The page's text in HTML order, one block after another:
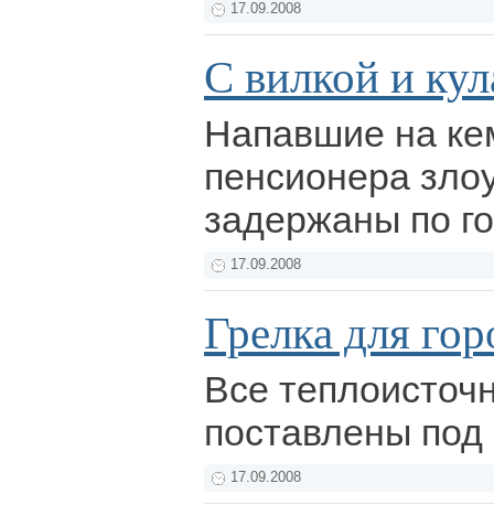
17.09.2008
С вилкой и
Напавшие на
пенсионера
задержаны по
17.09.2008
Грелка для
Все
поставлены под
17.09.2008